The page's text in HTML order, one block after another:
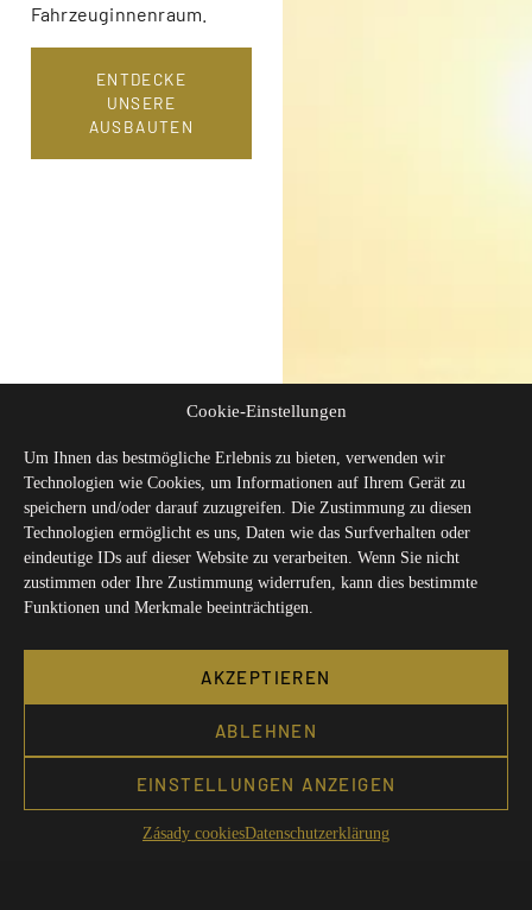
Cookie-Einstellungen
Um Ihnen das bestmögliche Erlebnis zu bieten, verwenden wir
Technologien wie Cookies, um Informationen auf Ihrem Gerät zu
speichern und/oder darauf zuzugreifen. Die Zustimmung zu diesen
Technologien ermöglicht es uns, Daten wie das Surfverhalten oder
eindeutige IDs auf dieser Website zu verarbeiten. Wenn Sie nicht
zustimmen oder Ihre Zustimmung widerrufen, kann dies bestimmte
Funktionen und Merkmale beeinträchtigen.
AKZEPTIEREN
ABLEHNEN
EINSTELLUNGEN ANZEIGEN
Zásady cookiesDatenschutzerklärung
Fahrzeuginnenraum.
ENTDECKE
UNSERE
AUSBAUTEN